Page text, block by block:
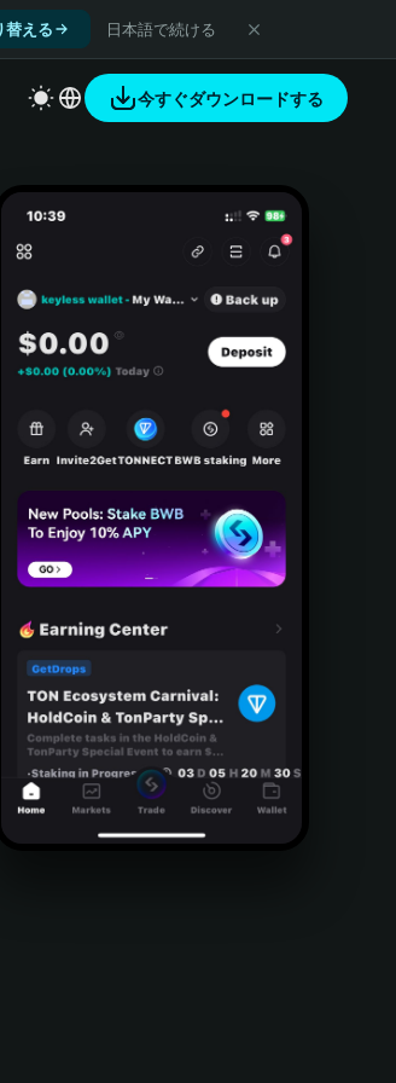
替える 日本語で続ける
今すぐダウンロードする